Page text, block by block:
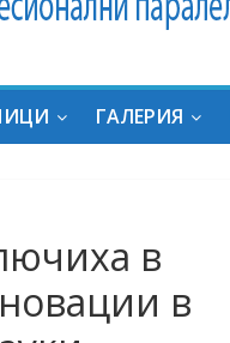
ГАЛЕРИЯ
в
в